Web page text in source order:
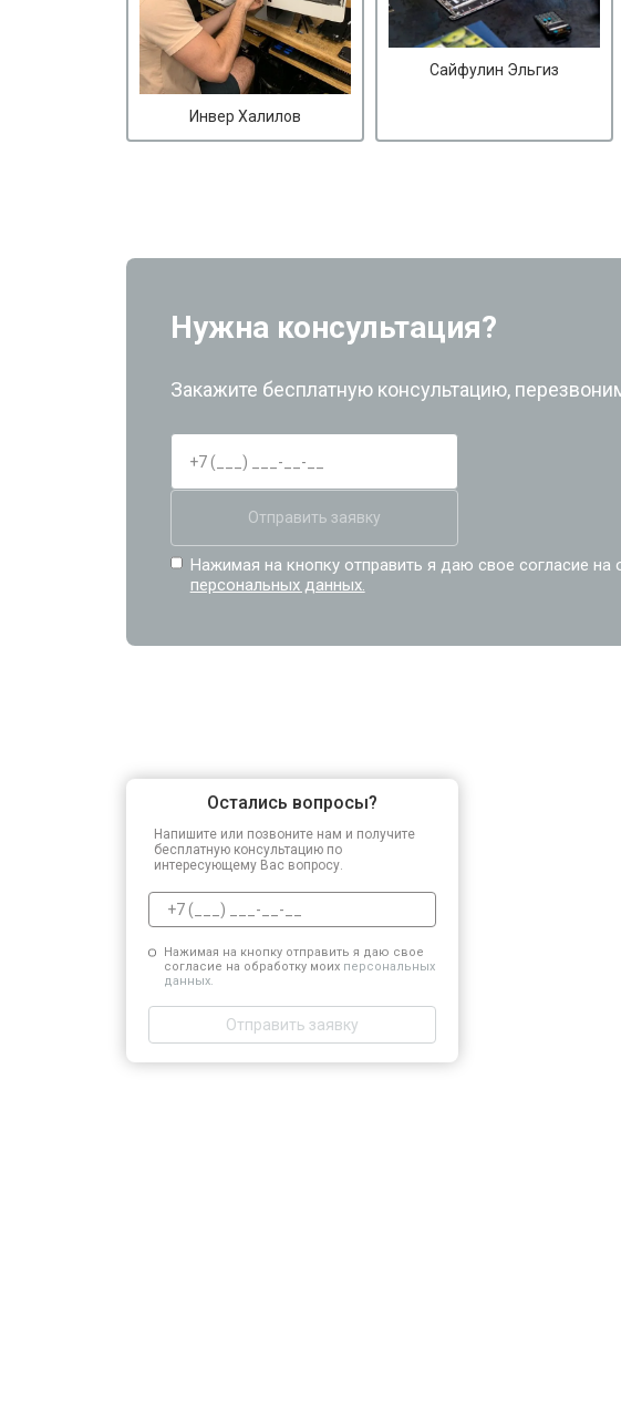
Инвер Халилов
Сайфулин Эльгиз
Нужна консультация?
Закажите бесплатную консультацию,
Отправить заявку
Нажимая на кнопку отправить я даю свое согласие на
персональных данных.
Остались вопросы?
Напишите или позвоните нам и получите
бесплатную консультацию по
интересующему Вас вопросу.
Нажимая на кнопку отправить я даю свое
согласие на обработку моих персональных
данных.
Отправить заявку